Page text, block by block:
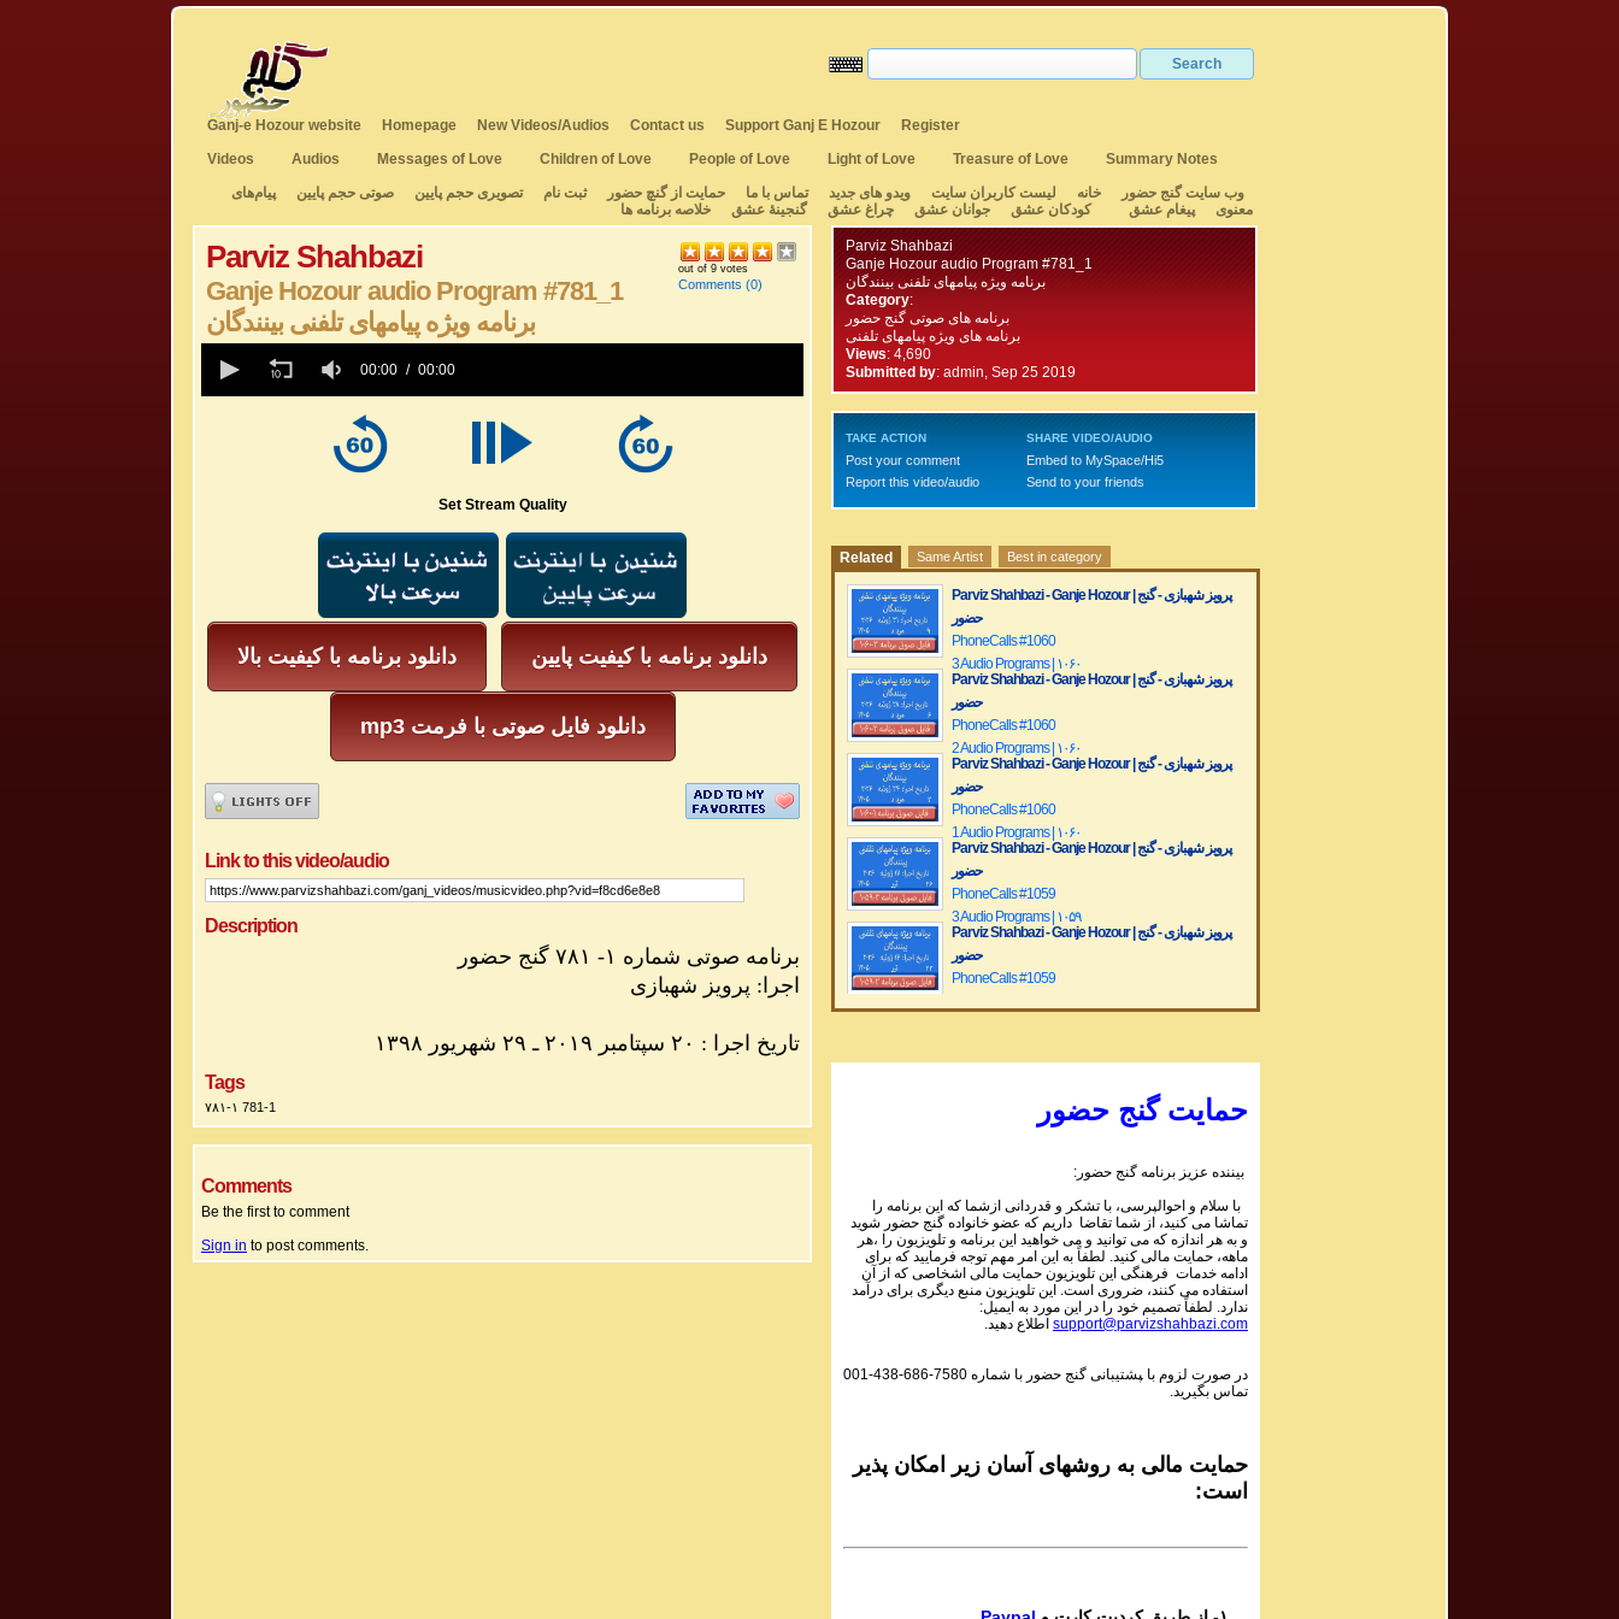
Ganj-e Hozour website Homepage New Videos/Audios Contact us Support Ganj E Hozour
Register
Videos
Audios Messages of Love Children of Love People of Love Light of Love Treasure of Love
Summary Notes
وب سایت گنج حضور
خانه لیست کاربران سایت ویدو های جدید تماس با ما حمایت از گنچ حضور ثبت نام تصویری حجم پایین صوتی حجم پایین
پیام‌های
معنوی
پیغام عشق کودکان عشق جوانان عشق چراغ عشق گنجینهٔ عشق خلاصه برنامه ها
Parviz Shahbazi
Ganje Hozour audio Program #781_1
برنامه ویژه پیامهای تلفنی بینندگان
out of 9 votes
Comments (0)
seconds
00:00 00:00
Set Stream Quality
دانلود برنامه با کیفیت بالا دانلود برنامه با کیفیت پایین
mp3 دانلود فایل صوتی با فرمت
Link to this video/audio
Description
برنامه صوتی شماره ۱- ۷۸۱ گنج حضور
اجرا: پرویز شهبازی
۱۳۹۸ تاریخ اجرا : ۲۰ سپتامبر
Tags
۷۸۱-۱ 781-1
Comments
Be the first to comment
Sign in to post comments.
Parviz Shahbazi
Ganje Hozour audio Program #781_1
برنامه ویژه پیامهای تلفنی بینندگان
Category:
برنامه های صوتی گنج حضور
برنامه های ویژه پیامهای تلفنی
Views: 4,690
Submitted by: admin, Sep 25 2019
TAKE ACTION
Post your comment
Report this video/audio
SHARE VIDEO/AUDIO
Embed to MySpace/Hi5
Send to your friends
Related Same Artist Best in category
Parviz Shahbazi - Ganje Hozour | پرویز شهبازی - گنج
حضور
PhoneCalls #1060
3 Audio Programs | ۱۰۶۰
Parviz Shahbazi - Ganje Hozour | پرویز شهبازی - گنج
حضور
PhoneCalls #1060
2 Audio Programs | ۱۰۶۰
Parviz Shahbazi - Ganje Hozour | پرویز شهبازی - گنج
حضور
PhoneCalls #1060
1 Audio Programs | ۱۰۶۰
Parviz Shahbazi - Ganje Hozour | پرویز شهبازی - گنج
حضور
PhoneCalls #1059
3 Audio Programs | ۱۰۵۹
Parviz Shahbazi - Ganje Hozour | پرویز شهبازی - گنج
حضور
PhoneCalls #1059
Parviz Shahbazi - Ganje Hozour | پرویز شهبازی - گنج
PhoneCalls #1059
3 Audio Programs | ۱۰۵۸
Parviz Shahbazi - Ganje Hozour | پرویز شهبازی - گنج
حضور
PhoneCalls #1058
2 Audio Programs | ۱۰۵۸
Parviz Shahbazi - Ganje Hozour | پرویز شهبازی - گنج
حضور
PhoneCalls #1058
حضور
حضور
حضور
Parviz Shahbazi - Ganje Hozour | پرویز شهبازی - گنج
حمایت گنج حضور
بیننده عزیز برنامه گنج حضور:
با سلام و احوالپرسی، با تشکر و قدردانی ازشما که این برنامه را
تماشا می کنید، از شما تقاضا داریم که عضو خانواده گنج حضور شوید
و به هر اندازه که می توانید و می خواهید این برنامه و تلویزیون را ،هر
ماهه، حمایت مالی کنید. لطفاً به این امر مهم توجه فرمایید که برای
ادامه خدمات فرهنگی این تلویزیون حمایت مالی اشخاصی که از آن
استفاده می کنند، ضروری است. این تلویزیون منبع دیگری برای درآمد
ندارد. لطفاً تصمیم خود را در این مورد به ایمیل:
support@parvizshahbazi.com اطلاع دهید.
در صورت لزوم با ‍پشتیبانی گنج حضور با شماره 001-438-686-7580
تماس بگیرید.
حمایت مالی به روشهای آسان زیر امکان پذیر
است: